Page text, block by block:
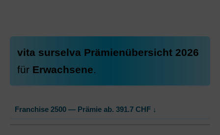
vita surselva Prämienübersicht 2026
für Erwachsene.
Franchise 2500 — Prämie ab. 391.7 CHF ↓